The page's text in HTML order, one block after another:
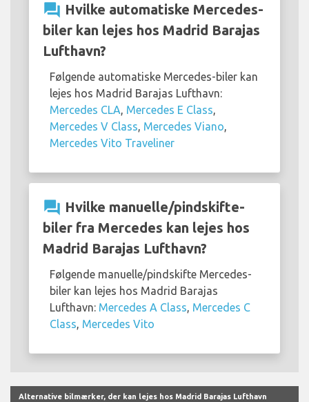
question_answer Hvilke automatiske Mercedes-
biler kan lejes hos Madrid Barajas
Lufthavn?
Følgende automatiske Mercedes-biler kan
lejes hos Madrid Barajas Lufthavn:
Mercedes CLA Mercedes E Class
Mercedes V Class Mercedes Viano
Mercedes Vito Traveliner
question_answer Hvilke manuelle/pindskifte-
biler fra Mercedes kan lejes hos
Madrid Barajas Lufthavn?
Følgende manuelle/pindskifte Mercedes-
biler kan lejes hos Madrid Barajas
Lufthavn: Mercedes A Class Mercedes C
Class Mercedes Vito
Alternative bilmærker, der kan lejes hos Madrid Barajas Lufthavn